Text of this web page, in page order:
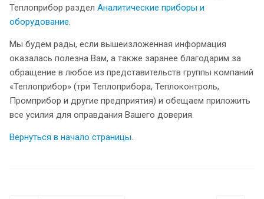
Теплоприбор раздел Аналитические приборы и
оборудование.
Мы будем рады, если вышеизложенная информация
оказалась полезна Вам, а также заранее благодарим за
обращение в любое из представительств группы компаний
«Теплоприбор» (три Теплоприбора, Теплоконтроль,
Промприбор и другие предприятия) и обещаем приложить
все усилия для оправдания Вашего доверия.
Вернуться в начало страницы.